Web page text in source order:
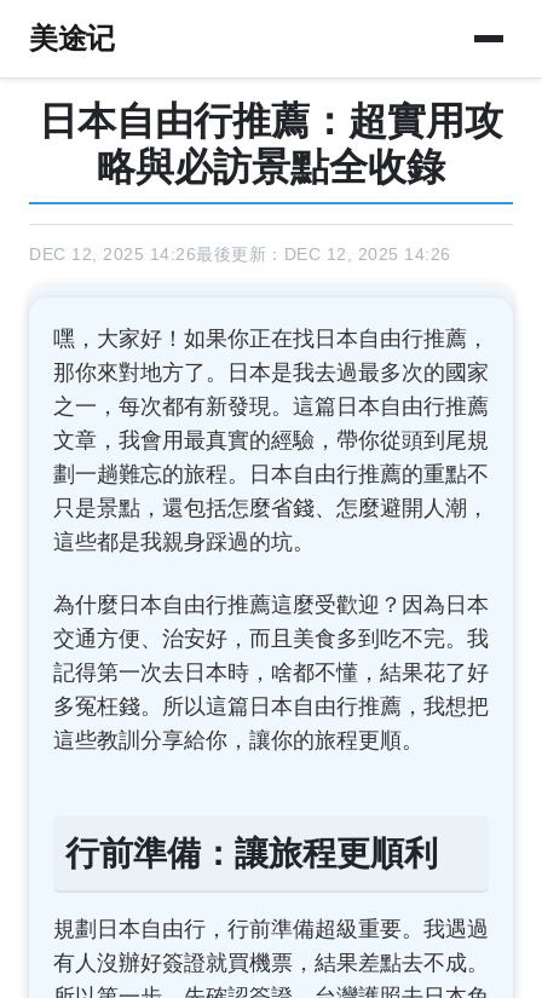
美途记
日本自由行推薦：超實用攻
略與必訪景點全收錄
DEC 12, 2025 14:26最後更新：DEC 12, 2025 14:26
嘿，大家好！如果你正在找日本自由行推薦，
那你來對地方了。日本是我去過最多次的國家
之一，每次都有新發現。這篇日本自由行推薦
文章，我會用最真實的經驗，帶你從頭到尾規
劃一趟難忘的旅程。日本自由行推薦的重點不
只是景點，還包括怎麼省錢、怎麼避開人潮，
這些都是我親身踩過的坑。
為什麼日本自由行推薦這麼受歡迎？因為日本
交通方便、治安好，而且美食多到吃不完。我
記得第一次去日本時，啥都不懂，結果花了好
多冤枉錢。所以這篇日本自由行推薦，我想把
這些教訓分享給你，讓你的旅程更順。
行前準備：讓旅程更順利
規劃日本自由行，行前準備超級重要。我遇過
有人沒辦好簽證就買機票，結果差點去不成。